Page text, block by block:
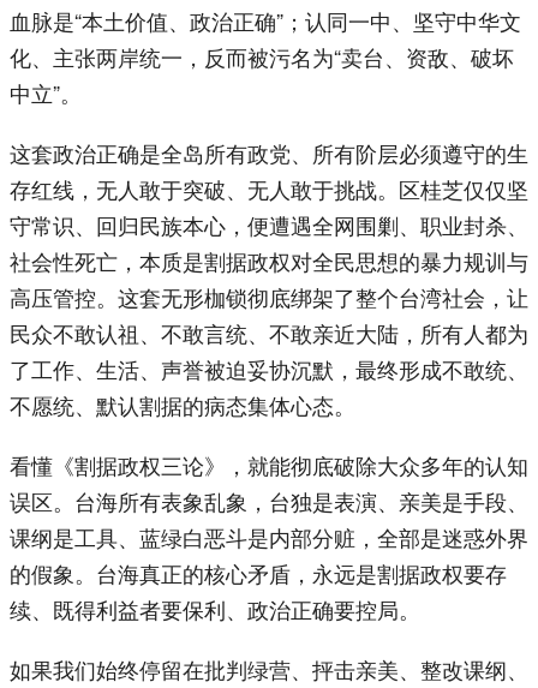
血脉是“本土价值、政治正确”；认同一中、坚守中华文
化、主张两岸统一，反而被污名为“卖台、资敌、破坏
中立”。
这套政治正确是全岛所有政党、所有阶层必须遵守的生
存红线，无人敢于突破、无人敢于挑战。区桂芝仅仅坚
守常识、回归民族本心，便遭遇全网围剿、职业封杀、
社会性死亡，本质是割据政权对全民思想的暴力规训与
高压管控。这套无形枷锁彻底绑架了整个台湾社会，让
民众不敢认祖、不敢言统、不敢亲近大陆，所有人都为
了工作、生活、声誉被迫妥协沉默，最终形成不敢统、
不愿统、默认割据的病态集体心态。
看懂《割据政权三论》，就能彻底破除大众多年的认知
误区。台海所有表象乱象，台独是表演、亲美是手段、
课纲是工具、蓝绿白恶斗是内部分赃，全部是迷惑外界
的假象。台海真正的核心矛盾，永远是割据政权要存
续、既得利益者要保利、政治正确要控局。
如果我们始终停留在批判绿营、抨击亲美、整改课纲、